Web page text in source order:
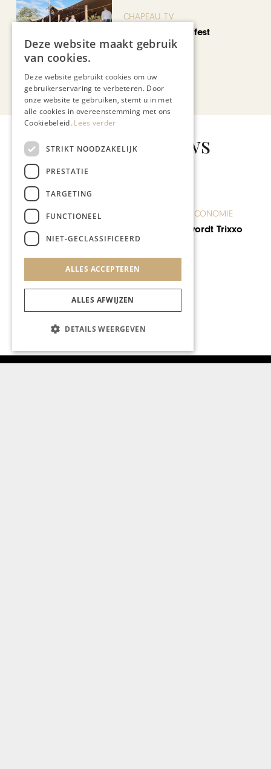
CHAPEAU TV
Noorbeek Foodfest
Bekijk alle artikelen
Gerelateerd nieuws
KUNST & CULTUUR
Festival Les Ardentes
Deze website maakt gebruik
van cookies.
Deze website gebruikt cookies om uw
gebruikerservaring te verbeteren. Door
onze website te gebruiken, stemt u in met
alle cookies in overeenstemming met ons
Cookiebeleid. Lees verder
STRIKT NOODZAKELIJK
PRESTATIE
TARGETING
FUNCTIONEEL
NIET-GECLASSIFICEERD
ALLES ACCEPTEREN
ALLES AFWIJZEN
DETAILS WEERGEVEN